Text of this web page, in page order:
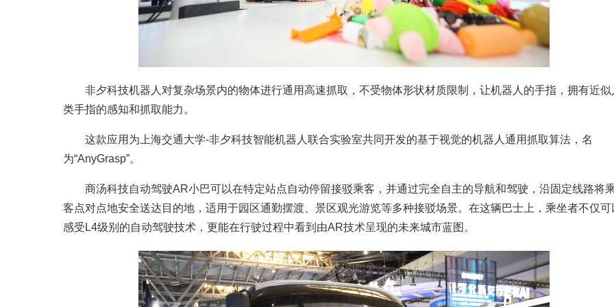
非夕科技机器人对复杂场景内的物体进行通用高速抓取，不受物体形状材质限制，让机器人的手指，拥有近似
类手指的感知和抓取能力。
这款应用为上海交通大学-非夕科技智能机器人联合实验室共同开发的基于视觉的机器人通用抓取算法，名
为“AnyGrasp”。
商汤科技自动驾驶AR小巴可以在特定站点自动停留接驳乘客，并通过完全自主的导航和驾驶，沿固定线路将
客点对点地安全送达目的地，适用于园区通勤摆渡、景区观光游览等多种接驳场景。在这辆巴士上，乘坐者不仅可
感受L4级别的自动驾驶技术，更能在行驶过程中看到由AR技术呈现的未来城市蓝图。